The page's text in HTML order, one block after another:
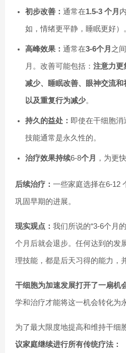
初步改善： 通常在1.5-3 个月
如，情绪更平静，睡眠更好）
高峰效果： 通常在3-6个月 之
月。改善可能包括： 注意力更
减少、睡眠改善、眼神交流
以及重复行为减少。
持久的益处： 即使在干细胞
技能通常是永久性的。
治疗效果持续6-8个月 ，为更
后续治疗： 一些家庭选择在6-12
巩固早期的进展。
现实观点： 我们所说的“3-6个月
个月后就会退步。任何达到的发
理技能，都是后天习得的能力，
干细胞为加速发展打开了一扇机
学和治疗才能将这一机会转化为
为了最大限度地提高和维持干细
议家庭继续进行所有传统疗法：